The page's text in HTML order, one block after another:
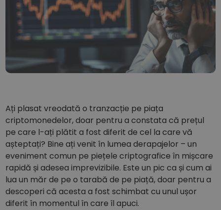
...astăzi ar fi valorat
Portofolii Inteligente
Calea deșteaptă pentru investiții cripto
Portofel Kriptomat
Un portofel cripto sigur și simplu
Explorator de investiții
Găsește-ți strategia cripto
Câștigă recompense pentru cripto
Seif
Economisește criptomonede pentru viitorul tău
Cumpărarea recurentă
Investiții programate regulat (IPR)
Alerte de preț
Actualizări live de preț la jetoanele preferate
Ați plasat vreodată o tranzacție pe piața
criptomonedelor, doar pentru a constata că prețul
pe care l-ați plătit a fost diferit de cel la care vă
așteptați? Bine ați venit în lumea derapajelor – un
eveniment comun pe piețele criptografice în mișcare
rapidă și adesea imprevizibile. Este un pic ca și cum ai
lua un măr de pe o tarabă de pe piață, doar pentru a
descoperi că acesta a fost schimbat cu unul ușor
diferit în momentul în care îl apuci.